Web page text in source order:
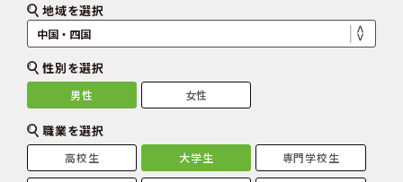
地域を選択
性別を選択
男性 女性
職業を選択
高校生 大学生 専門学校生